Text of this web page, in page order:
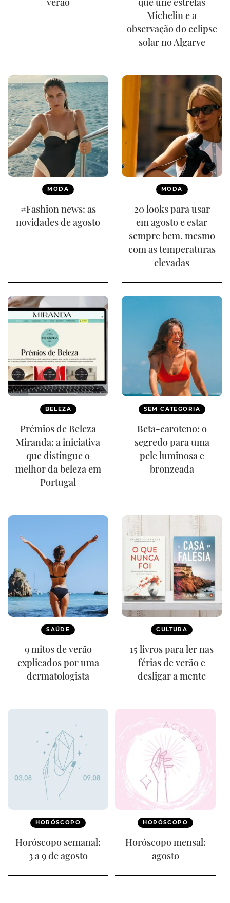
Michelin e a
observação do eclipse
solar no Algarve
MODA
#Fashion news: as
novidades de agosto
MODA
20 looks para usar
em agosto e estar
sempre bem, mesmo
com as temperaturas
elevadas
BELEZA
Prémios de Beleza
Miranda: a iniciativa
que distingue o
melhor da beleza em
Portugal
SEM CATEGORIA
Beta-caroteno: o
segredo para uma
pele luminosa e
bronzeada
SAÚDE
9 mitos de verão
explicados por uma
dermatologista
CULTURA
15 livros para ler nas
férias de verão e
desligar a mente
HORÓSCOPO
Horóscopo semanal:
3 a 9 de agosto
HORÓSCOPO
Horóscopo mensal:
agosto